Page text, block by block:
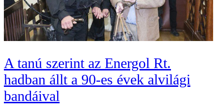
A tanú szerint az Energol Rt.
hadban állt a 90-es évek alvilági
bandáival